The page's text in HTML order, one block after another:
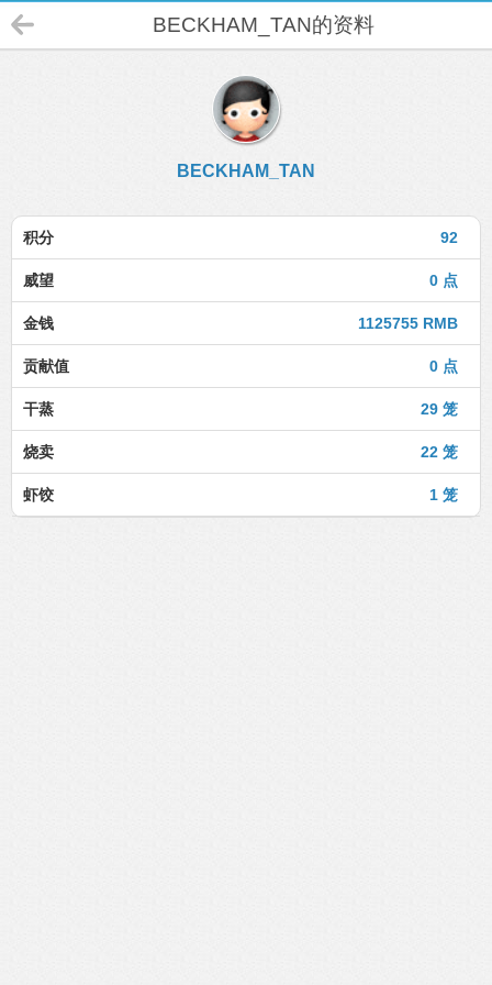
BECKHAM_TAN的资料
BECKHAM_TAN
92
积分
0 点
威望
1125755 RMB
金钱
0 点
贡献值
29 笼
干蒸
22 笼
烧卖
1 笼
虾饺